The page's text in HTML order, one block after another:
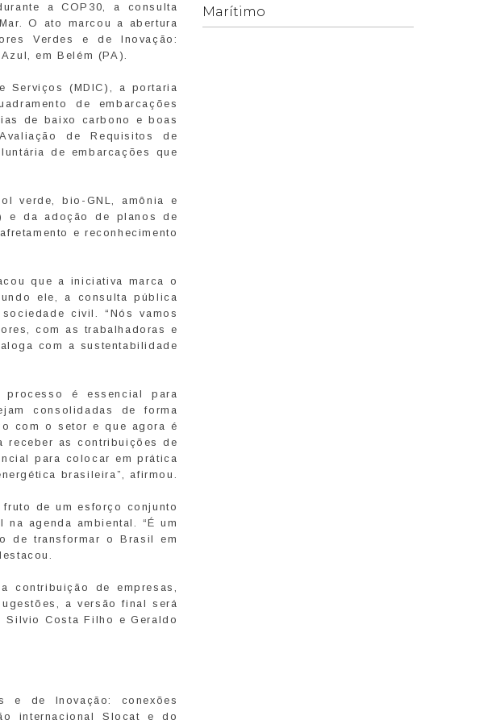
a COP30, a consulta
O ato marcou a abertura
Verdes e de Inovação:
em Belém (PA).
Serviços (MDIC), a portaria
de embarcações
de baixo carbono e boas
de Requisitos de
de embarcações que
verde, bio-GNL, amônia e
e da adoção de planos de
e reconhecimento
que a iniciativa marca o
ele, a consulta pública
civil. “Nós vamos
com as trabalhadoras e
com a sustentabilidade
é essencial para
consolidadas de forma
com o setor e que agora é
receber as contribuições de
para colocar em prática
brasileira”, afirmou.
de um esforço conjunto
agenda ambiental. “É um
de transformar o Brasil em
contribuição de empresas,
a versão final será
Costa Filho e Geraldo
e de Inovação: conexões
internacional Slocat e do
Marítimo